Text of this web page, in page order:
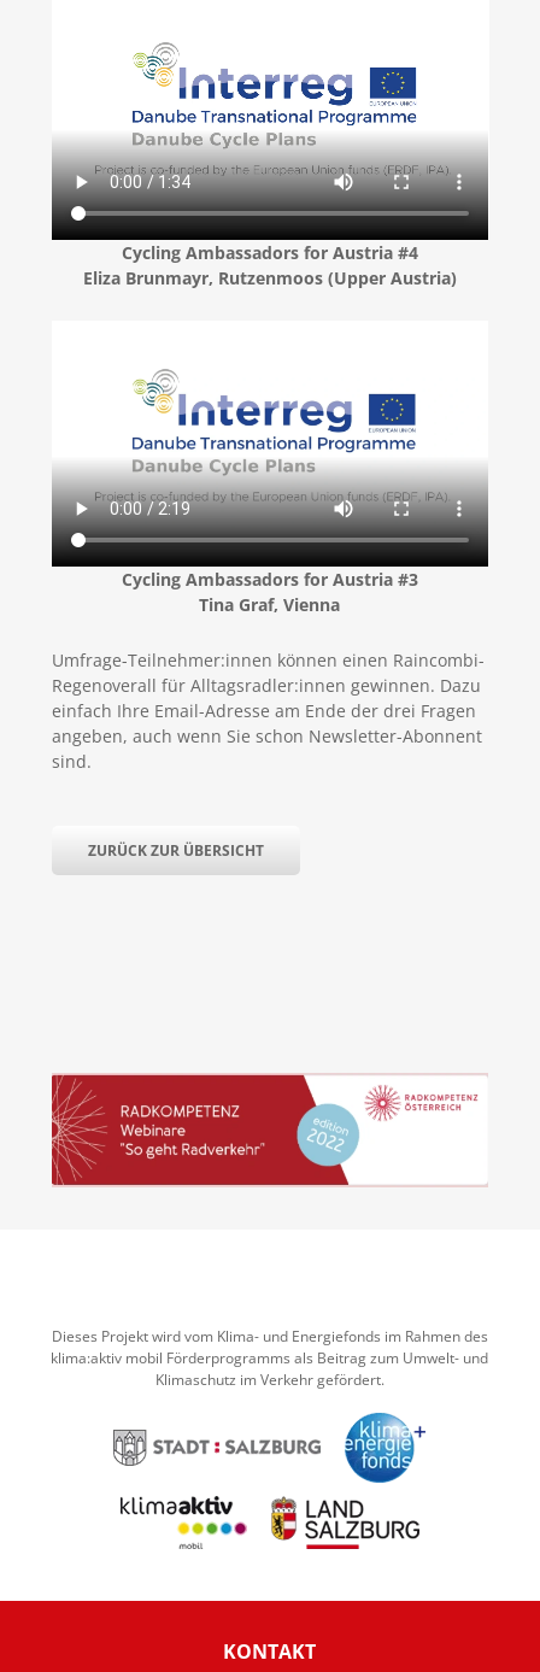
Cycling Ambassadors for Austria #4
Eliza Brunmayr, Rutzenmoos (Upper Austria)
Cycling Ambassadors for Austria #3
Tina Graf, Vienna
Umfrage-Teilnehmer:innen können einen Raincombi-
Regenoverall für Alltagsradler:innen gewinnen. Dazu
einfach Ihre Email-Adresse am Ende der drei Fragen
angeben, auch wenn Sie schon Newsletter-Abonnent
sind.
ZURÜCK ZUR ÜBERSICHT
Dieses Projekt wird vom Klima- und Energiefonds im Rahmen des
klima:aktiv mobil Förderprogramms als Beitrag zum Umwelt- und
Klimaschutz im Verkehr gefördert.
KONTAKT